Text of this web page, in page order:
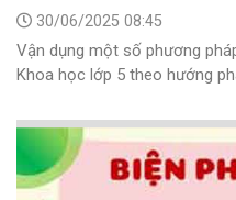
30/06/2025 08:45
Vận dụng một số phương
Khoa học lớp 5 theo hướng